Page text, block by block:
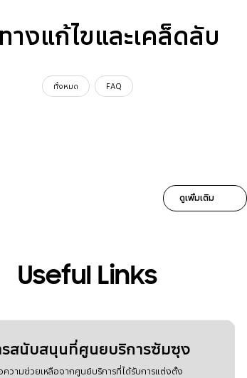
างแก้ไขและเคล็ดลับ
ทั้งหมด FAQ
ดูเพิ่มเติม
Useful Links
รสนับสนุนที่ศูนยบริการซัมซุง
ความช่วยเหลือจากศูนย์บริการที่ได้รับการแต่งตั้ง